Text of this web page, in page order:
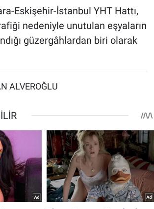
Eskişehir-İstanbul YHT Hattı,
nedeniyle unutulan eşyaların
güzergâhlardan biri olarak
ALVEROĞLU